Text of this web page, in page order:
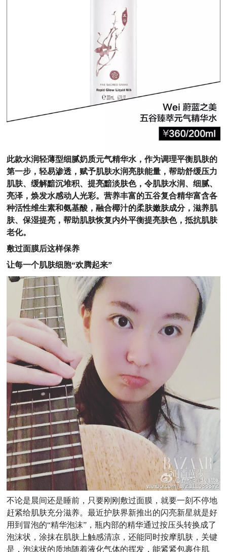
此款水润轻薄型细腻奶质元气精华水，作为调理平衡肌肤的
第一步，轻易渗透，赋予肌肤水润亮肤能量，帮助舒缓压力
肌肤、缓解黯沉堆积、提亮黯淡肤色，令肌肤水润、细腻、
亮泽，焕发水感动人光彩。营养丰富的五谷复合精华富含各
种活性维生素和氨基酸，融合椰汁的柔肤嫩肤成分，滋养肌
肤、保湿提亮，帮助肌肤恢复内外平衡提亮肤色，抵抗肌肤
老化。
敷过面膜后这样保养
让每一个肌肤细胞“欢腾起来”
不论是晨间还是睡前，只要刚刚敷过面膜，就要一刻不停地
赶紧给肌肤充分滋养。最近护肤界新推出的闪亮新星就是好
用到冒泡的“精华泡沫” ，瓶内部的精华通过按压头转换成了
泡沫状，涂抹在肌肤上触感清凉，还能同时按摩肌肤，关键
是，泡沫状的质地随着液化气体的挥发，能紧紧包裹住肌